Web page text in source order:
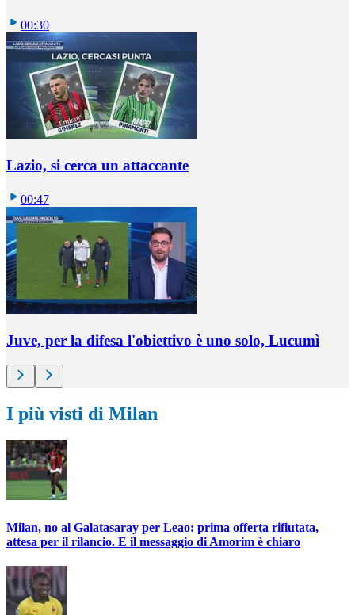
00:30
Lazio, si cerca un attaccante
00:47
Juve, per la difesa l'obiettivo è uno solo, Lucumì
I più visti di Milan
Milan, no al Galatasaray per Leao: prima offerta rifiutata,
attesa per il rilancio. E il messaggio di Amorim è chiaro